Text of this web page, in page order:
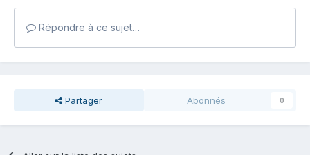
Répondre à ce sujet…
Partager Abonnés 0